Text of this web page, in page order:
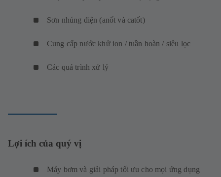
Sơn nhúng điện (anốt và catốt)
Cung cấp nước khử ion / tuần hoàn / siêu lọc
Các quá trình xử lý
Lợi ích của quý vị
Máy bơm và giải pháp tối ưu cho mọi ứng dụng